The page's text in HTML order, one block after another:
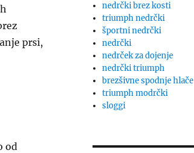
prsi,
od
nedrčki brez kosti
triumph nedrčki
športni nedrčki
nedrčki
nedrček za dojenje
nedrčki triumph
brezšivne spodnje hlače
triumph modrčki
sloggi